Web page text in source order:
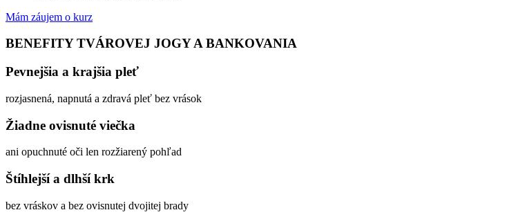
Mám záujem o kurz
BENEFITY TVÁROVEJ JOGY A BANKOVANIA
Pevnejšia a krajšia pleť
rozjasnená, napnutá a zdravá pleť bez vrások
Žiadne ovisnuté viečka
ani opuchnuté oči len rozžiarený pohľad
Štíhlejší a dlhší krk
bez vráskov a bez ovisnutej dvojitej brady